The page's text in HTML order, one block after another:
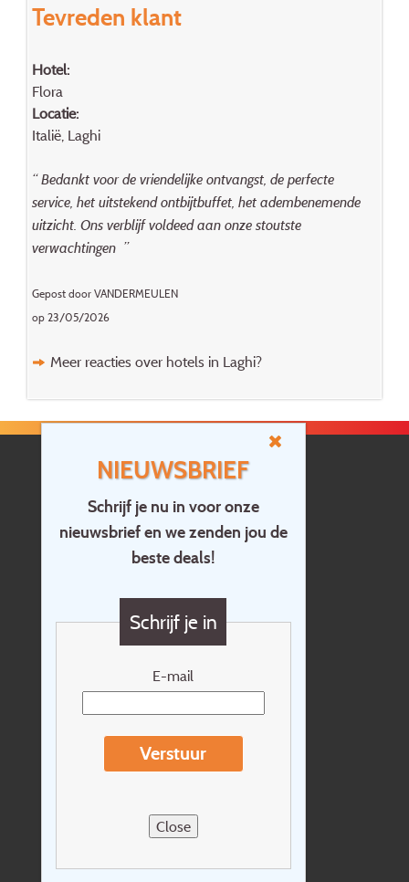
NIEUWSBRIEF
Schrijf je nu in voor onze
nieuwsbrief en we zenden jou de
beste deals!
Schrijf je in
E-mail
Verstuur
Close
Tevreden klant
Hotel:
Flora
Locatie:
Italië, Laghi
“ Bedankt voor de vriendelijke ontvangst, de perfecte
service, het uitstekend ontbijtbuffet, het adembenemende
uitzicht. Ons verblijf voldeed aan onze stoutste
verwachtingen ”
Gepost door VANDERMEULEN
op 23/05/2026
Meer reacties over hotels in Laghi?
Home
Contact
Vragen?
Cadeaubon
Nieuwsbrief
Reisvoorwaarden
Sitemap